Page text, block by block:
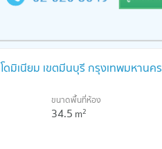
มิเนียม เขตมีนบุรี กรุงเทพมหานคร
ขนาดพื้นที่ห้อง
34.5 m2